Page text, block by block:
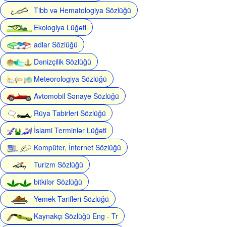
Tibb və Hematologiya Sözlüğü
Ekologiya Lüğəti
adlar Sözlüğü
Dənizçilik Sözlüğü
Meteorologiya Sözlüğü
Avtomobil Sənaye Sözlüğü
Rüya Tabirleri Sözlüğü
İslami Terminlər Lüğəti
Kompüter, İnternet Sözlüğü
Turizm Sözlüğü
bitkilər Sözlüğü
Yemek Tarifleri Sözlüğü
Kaynakçı Sözlüğü Eng - Tr